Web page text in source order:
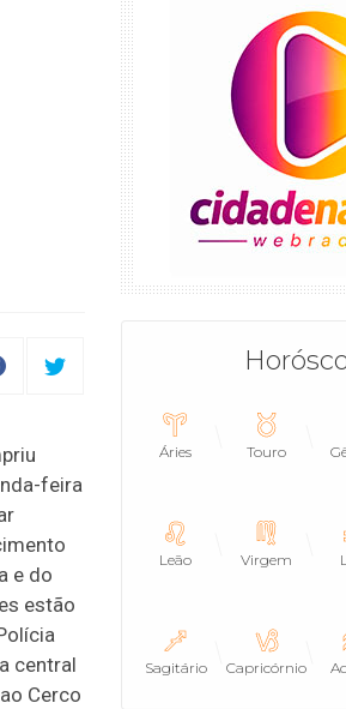
feira
e do
estão
central
Cerco
Áries Touro
Leão Virgem
Sagitário Capricórnio